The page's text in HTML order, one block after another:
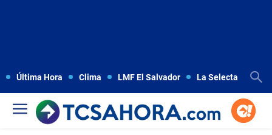
Última Hora Clima LMF El Salvador La Selecta